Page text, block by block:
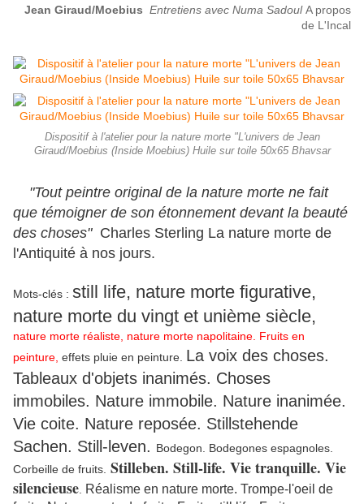
Jean Giraud/Moebius Entretiens avec Numa SadoulA propos
de L'Incal
Dispositif à l'atelier pour la nature morte "L'univers de Jean
Giraud/Moebius (Inside Moebius) Huile sur toile 50x65 Bhavsar
"Tout peintre original de la nature morte ne fait
que témoigner de son étonnement devant la beauté
des choses"Charles Sterling La nature morte de
l'Antiquité à nos jours.
Mots-clés : still life, nature morte figurative,
nature morte du vingt et unième siècle,
nature morte réaliste, nature morte napolitaine. Fruits en
peinture, effets pluie en peinture. La voix des choses.
Tableaux d'objets inanimés. Choses
immobiles. Nature immobile. Nature inanimée.
Vie coite. Nature reposée. Stillstehende
Sachen. Still-leven. Bodegon. Bodegones espagnoles.
Corbeille de fruits. Stilleben. Still-life. Vie tranquille. Vie
silencieuse Réalisme en nature morte. Trompe-l'oeil de